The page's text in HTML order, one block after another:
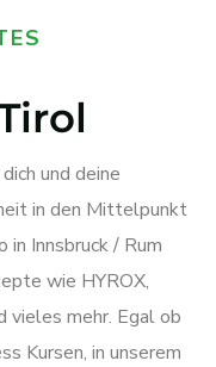
und deine
in den Mittelpunkt
Innsbruck / Rum
wie HYROX,
vieles mehr. Egal ob
Kursen, in unserem